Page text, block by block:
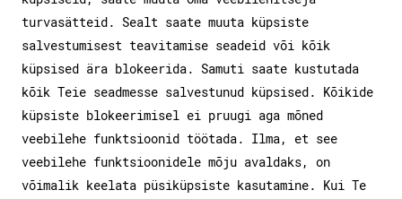
turvasätteid. Sealt saate muuta küpsiste
salvestumisest teavitamise seadeid või kõik
küpsised ära blokeerida. Samuti saate kustutada
kõik Teie seadmesse salvestunud küpsised. Kõikide
küpsiste blokeerimisel ei pruugi aga mõned
veebilehe funktsioonid töötada. Ilma, et see
veebilehe funktsioonidele mõju avaldaks, on
võimalik keelata püsiküpsiste kasutamine. Kui Te